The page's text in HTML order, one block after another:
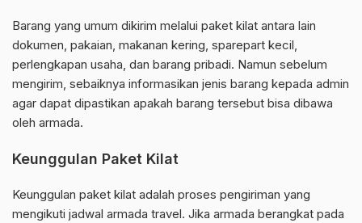
Barang yang umum dikirim melalui paket kilat antara lain
dokumen, pakaian, makanan kering, sparepart kecil,
perlengkapan usaha, dan barang pribadi. Namun sebelum
mengirim, sebaiknya informasikan jenis barang kepada admin
agar dapat dipastikan apakah barang tersebut bisa dibawa
oleh armada.
Keunggulan Paket Kilat
Keunggulan paket kilat adalah proses pengiriman yang
mengikuti jadwal armada travel. Jika armada berangkat pada